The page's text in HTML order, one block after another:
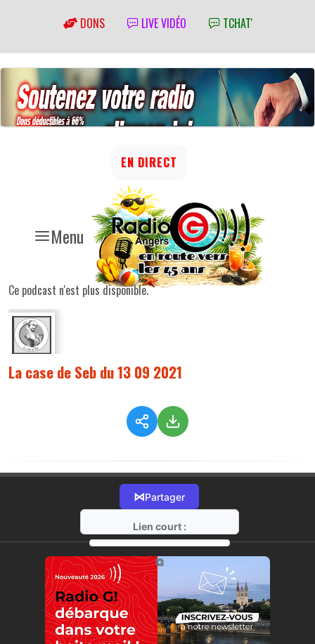
DONS LIVE VIDÉO TCHAT'
Menu
EN DIRECT
Ce podcast n'est plus disponible.
La case de Seb du 13 09 2021
⋈Partager
Lien court :
https://radio-g.fr?6142
⧉